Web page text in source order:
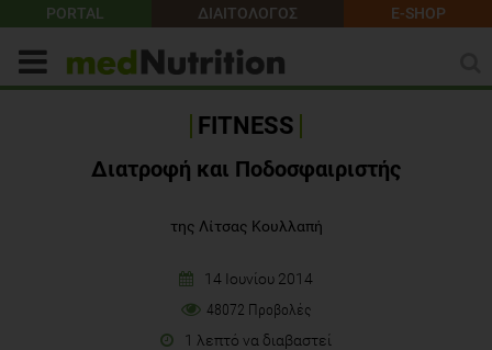
PORTAL ΔΙΑΙΤΟΛΟΓΟΣ E-SHOP
FITNESS
Διατροφή και Ποδοσφαιριστής
της Λίτσας Κουλλαπή
14 Ιουνίου 2014
48072 Προβολές
1 λεπτό να διαβαστεί